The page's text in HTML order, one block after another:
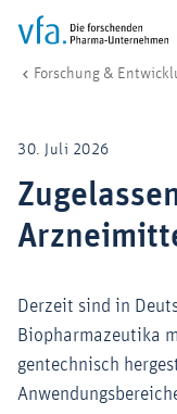
Forschung &
Gesundheit &
Wirtschaft &
Digitalisierung &
Mitglied werden!
Medien
Forschung &
30. Juli 2026
Derzeit sind in
Biopharmazeutika
gentechnisch